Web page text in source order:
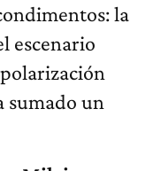
la
escenario
sumado un